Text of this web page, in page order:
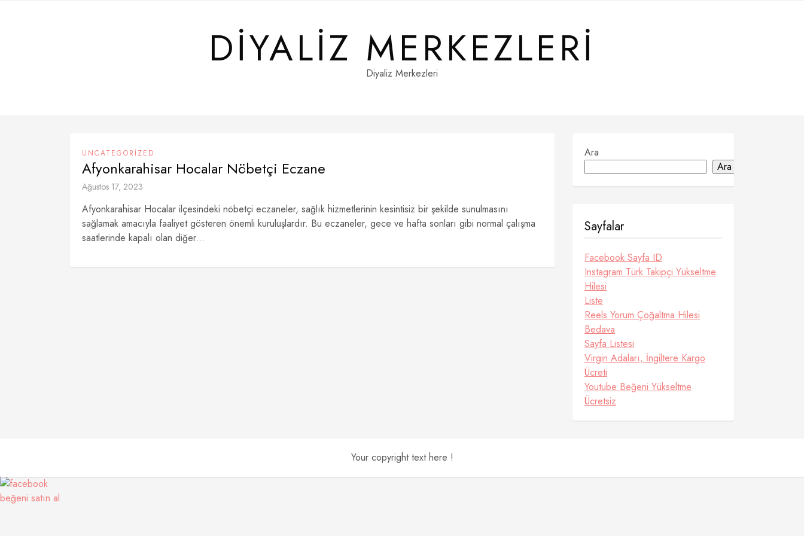
DIYALIZ MERKEZLERI
Diyaliz Merkezleri
UNCATEGORIZED
Afyonkarahisar Hocalar Nöbetçi Eczane
Ağustos 17, 2023
Afyonkarahisar Hocalar ilçesindeki nöbetçi eczaneler, sağlık hizmetlerinin kesintisiz bir şekilde sunulmasını
sağlamak amacıyla faaliyet gösteren önemli kuruluşlardır. Bu eczaneler, gece ve hafta sonları gibi normal çalışma
saatlerinde kapalı olan diğer...
Ara
Ara
Sayfalar
Facebook Sayfa ID
Instagram Türk Takipçi Yükseltme
Hilesi
Liste
Reels Yorum Çoğaltma Hilesi
Bedava
Sayfa Listesi
Virgin Adaları, İngiltere Kargo
Ücreti
Youtube Beğeni Yükseltme
Ücretsiz
Your copyright text here !